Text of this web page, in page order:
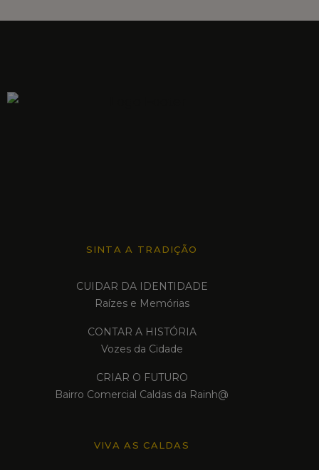
SINTA A TRADIÇÃO
CUIDAR DA IDENTIDADE
Raízes e Memórias
CONTAR A HISTÓRIA
Vozes da Cidade
CRIAR O FUTURO
Bairro Comercial Caldas da Rainh@
VIVA AS CALDAS